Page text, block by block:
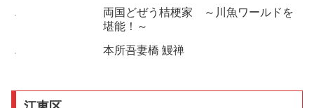
両国どぜう桔梗家 ～川魚ワールドを
堪能！～
本所吾妻橋 鰻禅